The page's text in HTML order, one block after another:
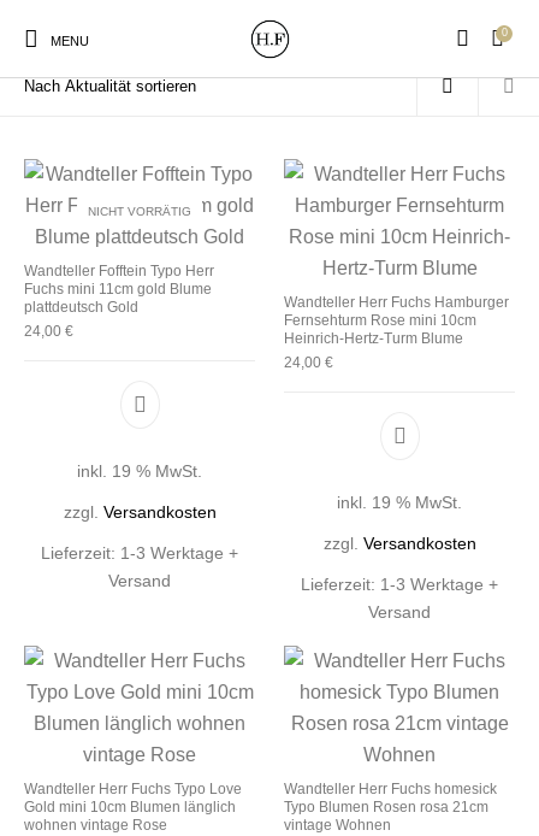
MENU
0
New Products On Sale! Wandteller Geschirrtücher
Gutscheine Magneten
Mützen / Beanies und
Patches
Start / Produkte verschlagwortet mit „Rose“
NICHT VORRÄTIG
Wandteller Fofftein Typo Herr
Fuchs mini 11cm gold Blume
plattdeutsch Gold
24,00 €
inkl. 19 % MwSt.
zzgl. Versandkosten
Lieferzeit: 1-3 Werktage +
Versand
Wandteller Herr Fuchs Hamburger
Fernsehturm Rose mini 10cm
Heinrich-Hertz-Turm Blume
24,00 €
inkl. 19 % MwSt.
zzgl. Versandkosten
Lieferzeit: 1-3 Werktage +
Versand
Wandteller Herr Fuchs Typo Love
Gold mini 10cm Blumen länglich
wohnen vintage Rose
Wandteller Herr Fuchs homesick
Typo Blumen Rosen rosa 21cm
vintage Wohnen